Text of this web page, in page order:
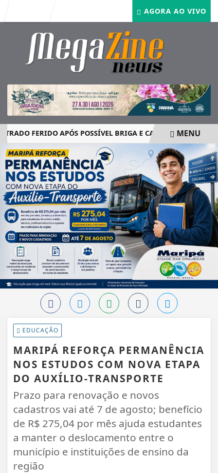
AGORA AO VIVO
FERIDO APÓS POSSÍVEL BRIGA E CASO GRAVE MOBILIZA
EM ALTA
MENU
EDUCAÇÃO
MARIPÁ REFORÇA PERMANÊNCIA
NOS ESTUDOS COM NOVA ETAPA
DO AUXÍLIO-TRANSPORTE
Prazo para renovação e novos
cadastros vai até 7 de agosto; benefício
de R$ 275,04 por mês ajuda estudantes
a manter o deslocamento entre o
município e instituições de ensino da
região